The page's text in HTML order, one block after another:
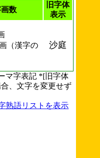
数
旧字体
表示
（漢字の
沙庭
マ字表記 *[旧字体
、文字を変更せず
熟語リストを表示